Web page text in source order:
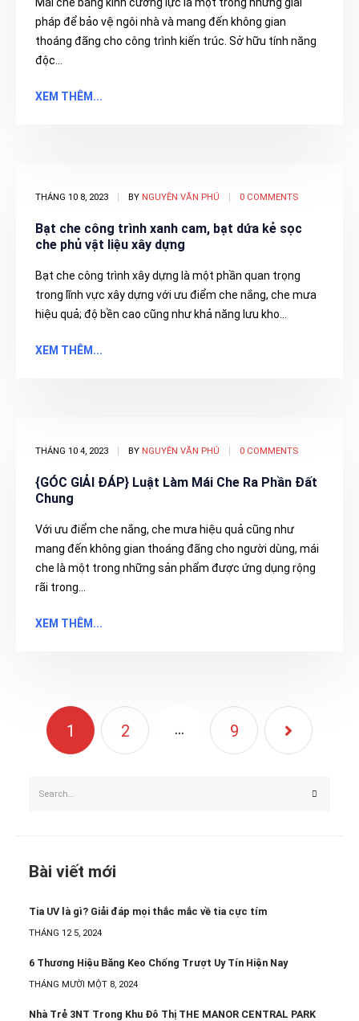
pháp để bảo vệ ngôi nhà và mang đến không gian
thoáng đãng cho công trình kiến trúc. Sở hữu tính năng
độc...
XEM THÊM...
THÁNG 10 8, 2023 BY NGUYÊN VĂN PHÚ 0 COMMENTS
Bạt che công trình xanh cam, bạt dứa kẻ sọc
che phủ vật liệu xây dựng
Bạt che công trình xây dựng là một phần quan trọng
trong lĩnh vực xây dựng với ưu điểm che nắng, che mưa
hiệu quả; độ bền cao cũng như khả năng lưu kho...
XEM THÊM...
THÁNG 10 4, 2023 BY NGUYÊN VĂN PHÚ 0 COMMENTS
{GÓC GIẢI ĐÁP} Luật Làm Mái Che Ra Phần Đất
Chung
Với ưu điểm che nắng, che mưa hiệu quả cũng như
mang đến không gian thoáng đãng cho người dùng, mái
che là một trong những sản phẩm được ứng dụng rộng
rãi trong...
XEM THÊM...
1 2 … 9
Bài viết mới
Tia UV là gì? Giải đáp mọi thắc mắc về tia cực tím
THÁNG 12 5, 2024
6 Thương Hiệu Băng Keo Chống Trượt Uy Tín Hiện Nay
THÁNG MƯỜI MỘT 8, 2024
Nhà Trẻ 3NT Trong Khu Đô Thị THE MANOR CENTRAL PARK